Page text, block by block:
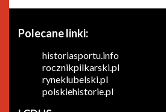
Polecane linki:
historiasportu.info
rocznikpilkarski.pl
ryneklubelski.pl
polskiehistorie.pl